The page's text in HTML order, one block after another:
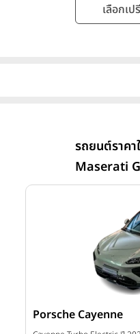
เลือกเ
รถยนต์ราคา
Maserati
Porsche Cayenne